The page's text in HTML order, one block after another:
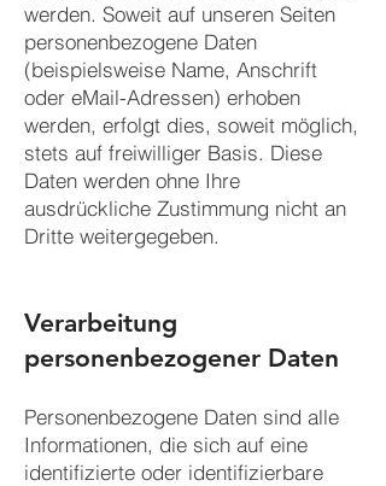
werden. Soweit auf unseren Seiten
personenbezogene Daten
(beispielsweise Name, Anschrift
oder eMail-Adressen) erhoben
werden, erfolgt dies, soweit möglich,
stets auf freiwilliger Basis. Diese
Daten werden ohne Ihre
ausdrückliche Zustimmung nicht an
Dritte weitergegeben.
Verarbeitung
personenbezogener Daten
Personenbezogene Daten sind alle
Informationen, die sich auf eine
identifizierte oder identifizierbare